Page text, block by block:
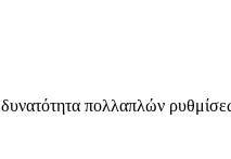
πολλαπλών